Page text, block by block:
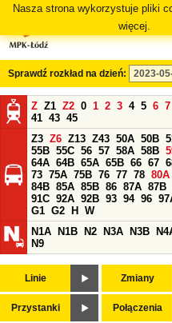
Nasza strona wykorzystuje pliki
więcej.
Sprawdź rozkład na dzień:
Z Z1 Z2 0 1 2 3 4 5 6 7
41 43 45
Z3 Z6 Z13 Z43 50A 50B
55B 55C 56 57 58A 58B
64A 64B 65A 65B 66 67
73 75A 75B 76 77 78 80A
84B 85A 85B 86 87A 87B
91C 92A 92B 93 94 96
G1 G2 H
W
N1A
N1B N2 N3A N3B
N9
Linie Zmiany
Przystanki Połączenia